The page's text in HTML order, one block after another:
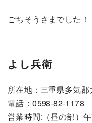
ごちそうさまでした！
よし兵衛
所在地：三重県多気
電話：0598-82-1178
営業時間:（昼の部）